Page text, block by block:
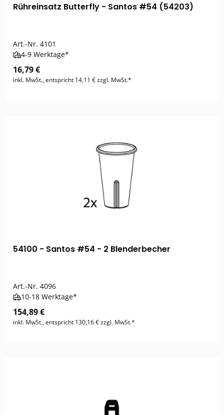
Rühreinsatz Butterfly - Santos #54 (54203)
Art.-Nr. 4101
4-9 Werktage*
16,79 €
inkl. MwSt., entspricht 14,11 € zzgl. MwSt.*
54100 - Santos #54 - 2 Blenderbecher
Art.-Nr. 4096
10-18 Werktage*
154,89 €
inkl. MwSt., entspricht 130,16 € zzgl. MwSt.*